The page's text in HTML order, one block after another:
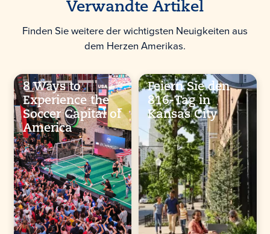
Verwandte Artikel
Finden Sie weitere der wichtigsten Neuigkeiten aus
dem Herzen Amerikas.
8 Ways to
Experience the
Soccer Capital of
America
Feiern Sie den
816-Tag in
Kansas City